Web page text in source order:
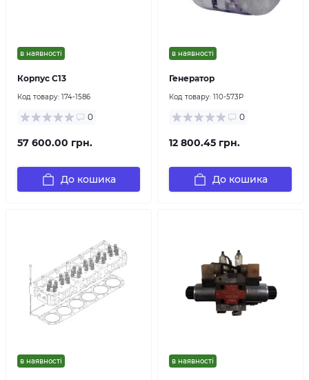
в наявності
Корпус С13
Код товару: 174-1586
0
57 600.00 грн.
До кошика
в наявності
Генератор
Код товару: 110-573P
0
12 800.45 грн.
До кошика
в наявності в наявності